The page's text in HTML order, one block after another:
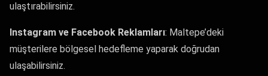
ulaştırabilirsiniz.
Instagram ve Facebook Reklamları: Maltepe’deki
müşterilere bölgesel hedefleme yaparak doğrudan
ulaşabilirsiniz.